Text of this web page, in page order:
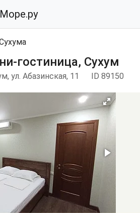
гостиница, Сухум
ул. Абазинская, 11 ID 89150